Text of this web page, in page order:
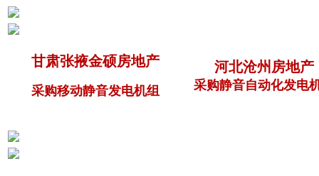
甘肃张掖金硕房地产
采购移动静音发电机组
河北沧州房地产
采购静音自动化发电